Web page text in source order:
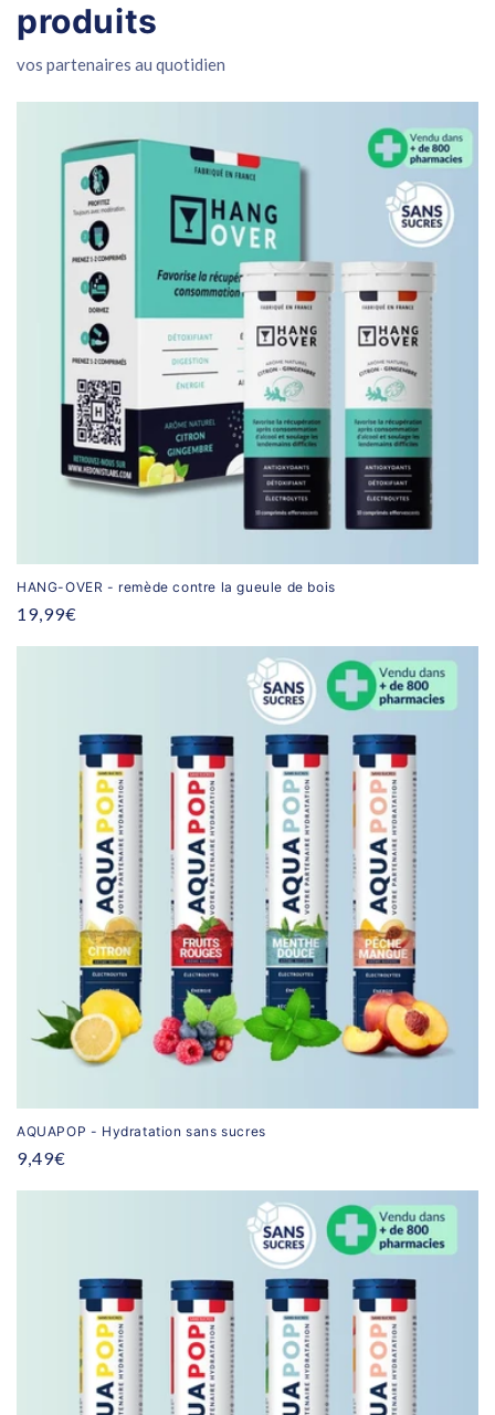
produits
vos partenaires au quotidien
HANG-OVER - remède contre la gueule de bois
Prix
19,99€
AQUAPOP - Hydratation sans sucres
Prix
9,49€